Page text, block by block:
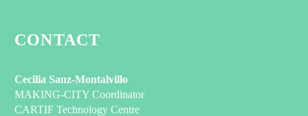
CONTACT
Cecilia Sanz-Montalvillo
MAKING-CITY Coordinator
CARTIF Technology Centre